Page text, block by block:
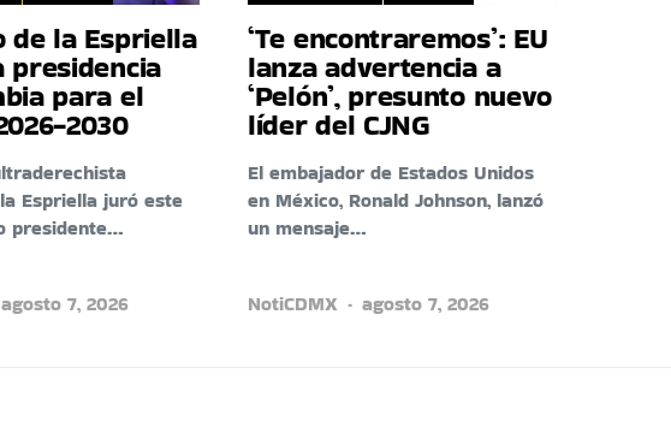
de la Espriella
presidencia
para el
2030
Espriella juró este
presidente…
agosto 7, 2026
‘Te encontraremos’: EU
lanza advertencia a
‘Pelón’, presunto nuevo
líder del CJNG
El embajador de Estados Unidos
en México, Ronald Johnson, lanzó
un mensaje…
NotiCDMX agosto 7, 2026